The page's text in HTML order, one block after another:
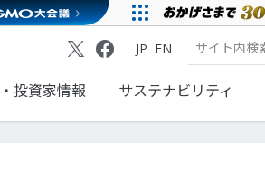
投資家情報 サステナビリティ
JP EN